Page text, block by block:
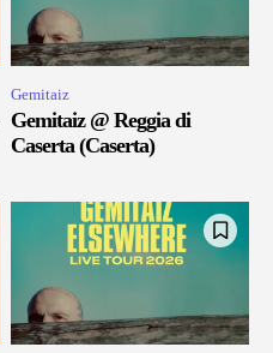
Gemitaiz
Gemitaiz @ Reggia di
Caserta (Caserta)